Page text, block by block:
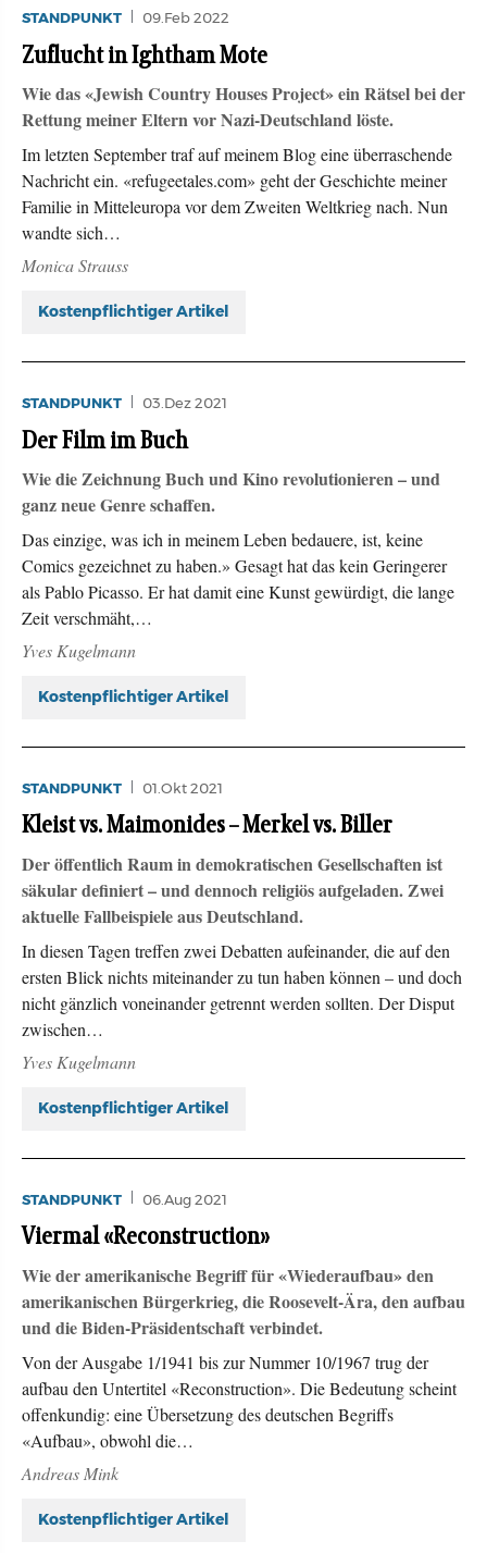
STANDPUNKT 09.Feb 2022
Zuflucht in Ightham Mote
Wie das «Jewish Country Houses Project» ein Rätsel bei der
Rettung meiner Eltern vor Nazi-Deutschland löste.
Im letzten September traf auf meinem Blog eine überraschende
Nachricht ein. «refugeetales.com» geht der Geschichte meiner
Familie in Mitteleuropa vor dem Zweiten Weltkrieg nach. Nun
wandte sich…
Monica Strauss
Kostenpflichtiger Artikel
STANDPUNKT 03.Dez 2021
Der Film im Buch
Wie die Zeichnung Buch und Kino revolutionieren – und
ganz neue Genre schaffen.
Das einzige, was ich in meinem Leben bedauere, ist, keine
Comics gezeichnet zu haben.» Gesagt hat das kein Geringerer
als Pablo Picasso. Er hat damit eine Kunst gewürdigt, die lange
Zeit verschmäht,…
Yves Kugelmann
Kostenpflichtiger Artikel
STANDPUNKT 01.Okt 2021
Kleist vs. Maimonides – Merkel vs. Biller
Der öffentlich Raum in demokratischen Gesellschaften ist
säkular definiert – und dennoch religiös aufgeladen. Zwei
aktuelle Fallbeispiele aus Deutschland.
In diesen Tagen treffen zwei Debatten aufeinander, die auf den
ersten Blick nichts miteinander zu tun haben können – und doch
nicht gänzlich voneinander getrennt werden sollten. Der Disput
zwischen…
Yves Kugelmann
Kostenpflichtiger Artikel
STANDPUNKT 06.Aug 2021
Viermal «Reconstruction»
Wie der amerikanische Begriff für «Wiederaufbau» den
amerikanischen Bürgerkrieg, die Roosevelt-Ära, den aufbau
und die Biden-Präsidentschaft verbindet.
Von der Ausgabe 1/1941 bis zur Nummer 10/1967 trug der
aufbau den Untertitel «Reconstruction». Die Bedeutung scheint
offenkundig: eine Übersetzung des deutschen Begriffs
«Aufbau», obwohl die…
Andreas Mink
Kostenpflichtiger Artikel